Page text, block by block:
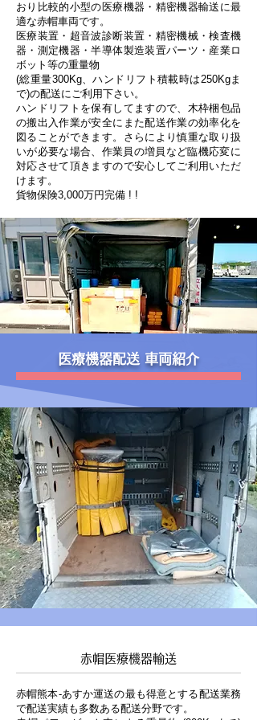
おり 比較的小型の医療機器・精密機器輸送に最
適な赤帽車両です。
医療装置・超音波診断装置・精密機械・検査機
器・測定機器・半導体製造装置パーツ・産業ロ
ボット等の重量物
(総重量300Kg、ハンドリフト積載時は250Kgま
で)の配送にご利用下さい。
ハンドリフトを保有してますので、木枠梱包品
の搬出入作業が安全にまた配送作業の効率化を
図ることができます。さらにより慎重な取り扱
いが必要な場合、作業員の増員など臨機応変に
対応させて頂きますので安心してご利用いただ
けます。
​貨物保険3,000万円完備 ! !
赤帽パワーゲート車の積載性能
荷室内寸法
奥行き：1800mm幅：1400mm・荷室最後部は
パワーゲート柱及び補強材の為1300mmと少し
狭くなってます。
荷室の高さは、1500mm～2000mm迄の可動式
の幌車となっており背の高い荷物にも対応致し
ます​​。
パワーゲートの部分
奥行き：800mm(スロープ部を入れて
1000mm)幅1400mm
リフト能力
為１回あたりMax重量200Kg、車両総積載は
医療機器配送 車両紹介
赤帽医療機器輸送
赤帽熊本-あすか運送の最も得意とする配送業務
で配送実績も多数ある配送分野です。